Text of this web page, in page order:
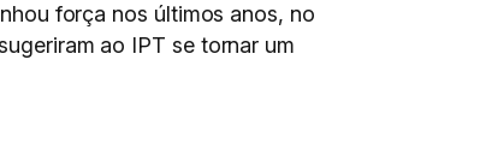
força nos últimos anos, no
ao IPT se tornar um